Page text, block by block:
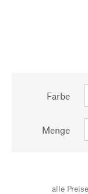
Farbe
Menge
alle